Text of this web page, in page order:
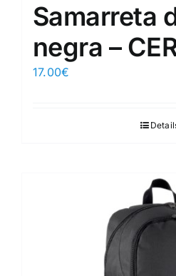
Samarreta
negra –
17.00€